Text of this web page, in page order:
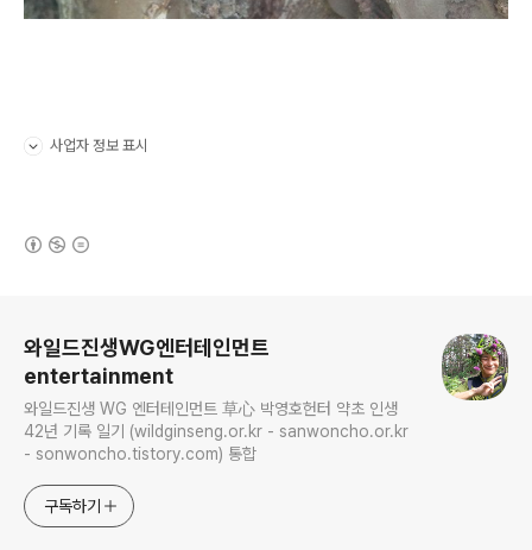
사업자 정보 표시
와일드진생WG엔터테인먼트
entertainment
와일드진생 WG 엔터테인먼트 草心 박영호헌터 약초 인생
42년 기록 일기 (wildginseng.or.kr - sanwoncho.or.kr
- sonwoncho.tistory.com) 통합
구독하기